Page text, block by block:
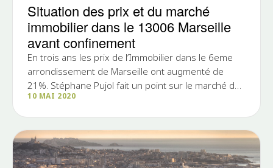
Situation des prix et du marché
immobilier dans le 13006 Marseille
avant confinement
En trois ans les prix de l’Immobilier dans le 6eme
arrondissement de Marseille ont augmenté de
21%. Stéphane Pujol fait un point sur le marché de
la location...
10 MAI 2020